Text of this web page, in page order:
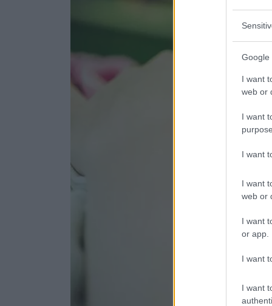
Google
I want
web or
I want
I want
I want
web or
I want
or app.
I want
I want